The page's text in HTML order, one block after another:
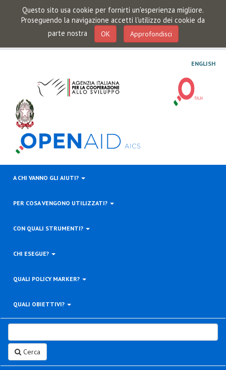
Questo sito usa cookie per fornirti un'esperienza migliore.
Proseguendo la navigazione accetti l'utilizzo dei cookie da
parte nostra
OK Approfondisci
ENGLISH
A CHI VANNO GLI AIUTI?
PER COSA VENGONO UTILIZZATI?
CON QUALI STRUMENTI?
CHI ESEGUE?
QUALI POLICY MARKER?
QUALI OBIETTIVI?
Cerca